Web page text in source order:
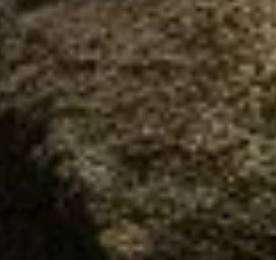
Les matières solides se
volume.
d'arrivée.